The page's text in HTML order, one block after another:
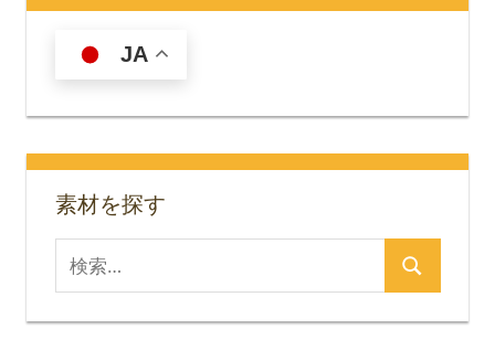
ゲ
ー
シ
ョ
ン
JA
素材を探す
索
対
検